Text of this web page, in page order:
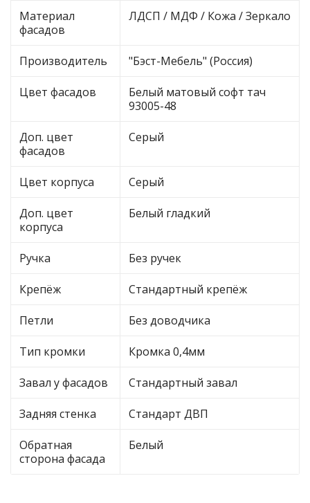
Материал
фасадов
ЛДСП / МДФ / Кожа / Зеркало
Производитель "Бэст-Мебель" (Россия)
Цвет фасадов
Белый матовый софт тач
93005-48
Доп. цвет
фасадов
Серый
Цвет корпуса Серый
Доп. цвет
корпуса
Белый гладкий
Ручка Без ручек
Крепёж Стандартный крепёж
Петли Без доводчика
Тип кромки Кромка 0,4мм
Завал у фасадов Стандартный завал
Задняя стенка Стандарт ДВП
Обратная
сторона фасада
Белый